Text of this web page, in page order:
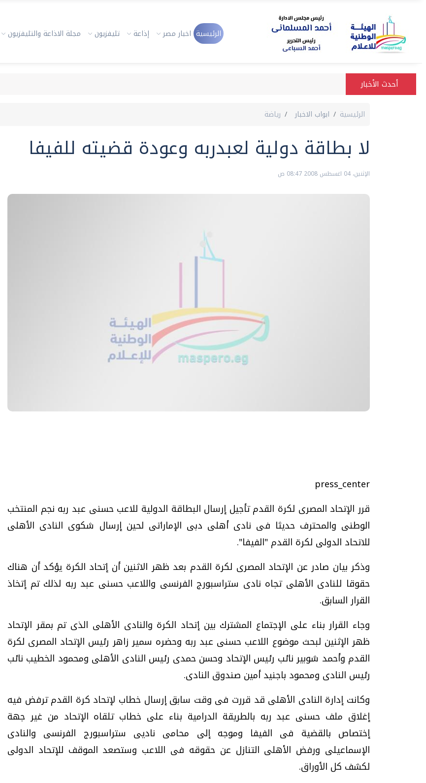
الرئيسية اخبار مصر إذاعة تليفزيون مجلة الاذاعة والتليفزيون
أحدث الأخبار
الرئيسية ابواب الاخبار رياضة
لا بطاقة دولية لعبدربه وعودة قضيته للفيفا
الإثنين، 04 اغسطس 2008 08:47 ص
press_center
قرر الإتحاد المصرى لكرة القدم تأجيل إرسال البطاقة الدولية للاعب حسنى عبد ربه نجم المنتخب
الوطنى والمحترف حديثا فى نادى أهلى دبى الإماراتى لحين إرسال شكوى النادى الأهلى
للاتحاد الدولى لكرة القدم "الفيفا".
وذكر بيان صادر عن الإتحاد المصرى لكرة القدم بعد ظهر الاثنين أن إتحاد الكرة يؤكد أن هناك
حقوقا للنادى الأهلى تجاه نادى ستراسبورج الفرنسى واللاعب حسنى عبد ربه لذلك تم إتخاذ
القرار السابق.
وجاء القرار بناء على الإجتماع المشترك بين إتحاد الكرة والنادى الأهلى الذى تم بمقر الإتحاد
ظهر الإثنين لبحث موضوع اللاعب حسنى عبد ربه وحضره سمير زاهر رئيس الإتحاد المصرى لكرة
القدم وأحمد شوبير نائب رئيس الإتحاد وحسن حمدى رئيس النادى الأهلى ومحمود الخطيب نائب
رئيس النادى ومحمود باجنيد أمين صندوق النادى.
وكانت إدارة النادى الأهلى قد قررت فى وقت سابق إرسال خطاب لإتحاد كرة القدم ترفض فيه
إغلاق ملف حسنى عبد ربه بالطريقة الدرامية بناء على خطاب تلقاه الإتحاد من غير جهة
إختصاص بالقضية فى الفيفا وموجه إلى محامى ناديى ستراسبورج الفرنسى والنادى
الإسماعيلى ورفض الأهلى التنازل عن حقوقه فى اللاعب وستصعد الموقف للإتحاد الدولى
لكشف كل الأوراق.
دليلك للتنسيق الجامعي .. تساؤلات
وإجابات
فيديو.. الإعلام الرقمي.. تقنيات واعدة
وتحديات هائلة
تحقيقات وحوارات
موجات الطقس الساخنة.. لماذا تحدث وكيف